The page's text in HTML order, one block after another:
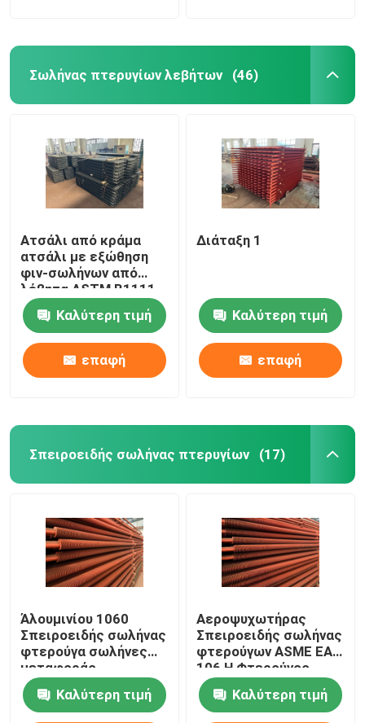
Σωλήνας πτερυγίων λεβήτων (46)
Ατσάλι από κράμα
ατσάλι με εξώθηση
φιν-σωλήνων από
λέβητα ASTM B1111
ASME SA178 Standard
Καλύτερη τιμή
επαφή
Διάταξη 1
Καλύτερη τιμή
επαφή
Σπειροειδής σωλήνας πτερυγίων (17)
Άλουμινίου 1060
Σπειροειδής σωλήνας
φτερούγα σωλήνες
μεταφοράς
θερμότητας
ανθεκτικοί στη
διάβρωση
Καλύτερη τιμή
Αεροψυχωτήρας
Σπειροειδής σωλήνας
φτερούγων ASME EA
106 H Φτερούγος
σωλήνας OD16-
140mmΚαλύτερη τιμή